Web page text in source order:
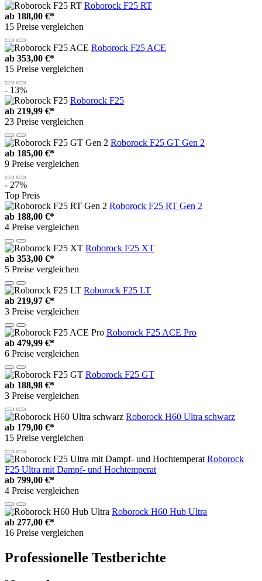
Roborock F25 RT
ab 188,00 €*
15 Preise vergleichen
Roborock F25 ACE
ab 353,00 €*
15 Preise vergleichen
- 13%
Roborock F25
ab 219,99 €*
23 Preise vergleichen
Roborock F25 GT Gen 2
ab 185,00 €*
9 Preise vergleichen
- 27%
Top Preis
Roborock F25 RT Gen 2
ab 188,00 €*
4 Preise vergleichen
Roborock F25 XT
ab 353,00 €*
5 Preise vergleichen
Roborock F25 LT
ab 219,97 €*
3 Preise vergleichen
Roborock F25 ACE Pro
ab 479,99 €*
6 Preise vergleichen
Roborock F25 GT
ab 188,98 €*
3 Preise vergleichen
Roborock H60 Ultra schwarz
ab 179,00 €*
15 Preise vergleichen
Roborock
F25 Ultra mit Dampf- und Hochtemperat
ab 799,00 €*
4 Preise vergleichen
Roborock H60 Hub Ultra
ab 277,00 €*
16 Preise vergleichen
Professionelle Testberichte